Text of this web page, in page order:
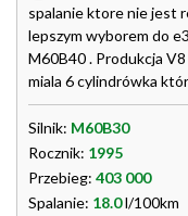
spalanie ktore nie jest
lepszym wyborem do
M60B40 . Produkcja
miala 6 cylindrówka
Silnik: M60B30
Rocznik: 1995
Przebieg: 403 000
Spalanie: 18.0l/100km